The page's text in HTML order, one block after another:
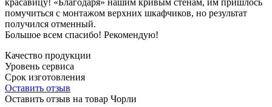
помучиться с монтажом верхних шкафчиков, но результат
получился отменный.
Большое всем спасибо! Рекомендую!
Качество продукции
Уровень сервиса
Срок изготовления
Оставить отзыв
Оставить отзыв на товар Чорли